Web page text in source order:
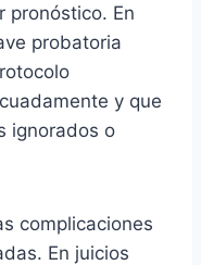
pronóstico. En
probatoria
y que
ignorados o
complicaciones
En juicios